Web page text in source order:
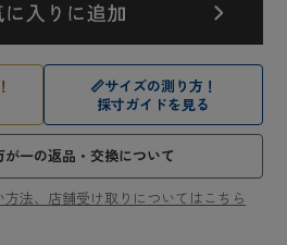
📏サイズの測り方！
採寸ガイドを見る
が一の返品・交換について
法、店舗受け取りについてはこちら